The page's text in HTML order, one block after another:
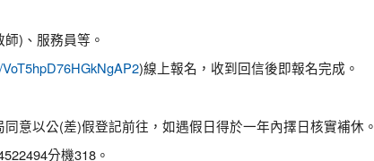
)、服務員等。
)線上報名，收到回信後即報名完成。
意以公(差)假登記前往，如遇假日得於一年內擇日核實補休。
分機318。